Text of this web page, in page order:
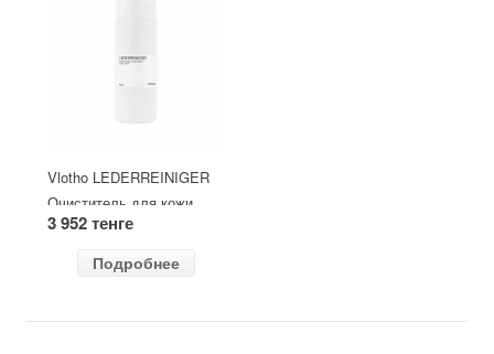
Vlotho LEDERREINIGER
Очиститель для кожи
3 952 тенге
Подробнее